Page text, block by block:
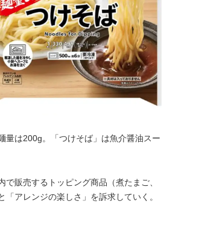
量は200g。「つけそば」は魚介醤油スー
販売するトッピング商品（煮たまご、
アレンジの楽しさ」を訴求していく。